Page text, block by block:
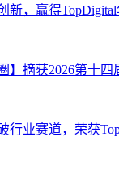
新，赢得
】摘获2026第十四
行业赛道，荣获